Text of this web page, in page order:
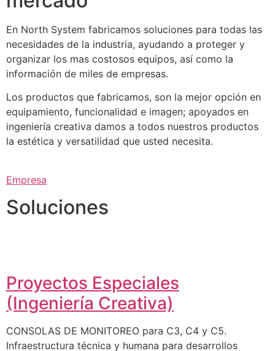
En North System fabricamos soluciones para todas las
necesidades de la industria, ayudando a proteger y
organizar los mas costosos equipos, así como la
información de miles de empresas.
Los productos que fabricamos, son la mejor opción en
equipamiento, funcionalidad e imagen; apoyados en
ingeniería creativa damos a todos nuestros productos
la estética y versatilidad que usted necesita.
Empresa
Soluciones
Proyectos Especiales
(Ingeniería Creativa)
CONSOLAS DE MONITOREO para C3, C4 y C5.
Infraestructura técnica y humana para desarrollos